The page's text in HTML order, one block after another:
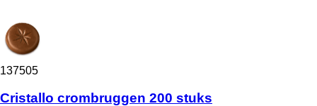
137505
Cristallo crombruggen 200 stuks